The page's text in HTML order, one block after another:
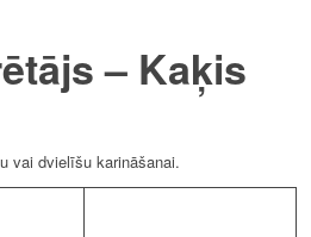
– Kaķis
vai dvielīšu karināšanai.